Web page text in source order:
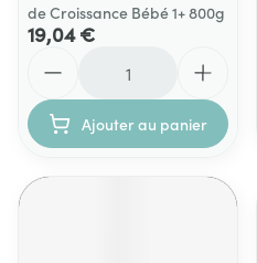
de Croissance Bébé 1+ 800g
19,04 €
Ajouter au panier